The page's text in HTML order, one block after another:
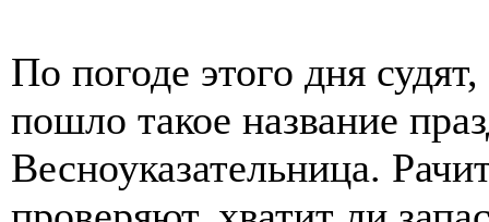
По погоде этого дня
пошло такое название
Весноуказательница.